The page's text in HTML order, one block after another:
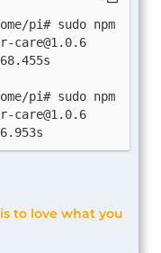
care@1.0.6
care@1.0.6
to love what you